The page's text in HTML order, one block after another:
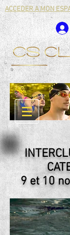
ACCEDER A MON
9 et 10